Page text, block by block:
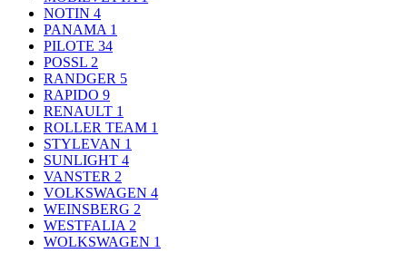
NOTIN 4
PANAMA 1
PILOTE 34
POSSL 2
RANDGER 5
RAPIDO 9
RENAULT 1
ROLLER TEAM 1
STYLEVAN 1
SUNLIGHT 4
VANSTER 2
VOLKSWAGEN 4
WEINSBERG 2
WESTFALIA 2
WOLKSWAGEN 1